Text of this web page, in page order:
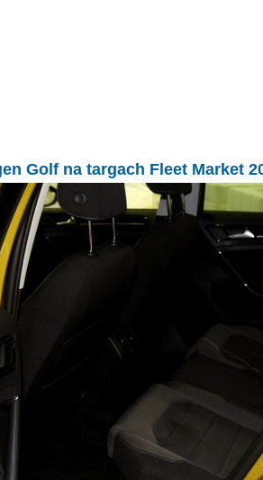
Golf na targach Fleet Market